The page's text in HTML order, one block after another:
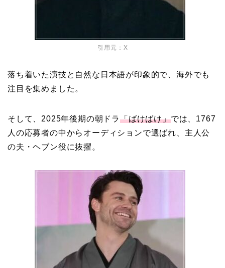
引用元： X
落ち着いた演技と自然な日本語が印象的で、海外でも
注目を集めました。
そして、2025年後期の朝ドラ「ばけばけ」では、1767
人の応募者の中からオーディションで選ばれ、主人公
の夫・ヘブン役に抜擢。